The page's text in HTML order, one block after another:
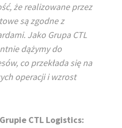
że realizowane przez
są zgodne z
Jako Grupa CTL
dążymy do
co przekłada się na
operacji i wzrost
CTL Logistics: